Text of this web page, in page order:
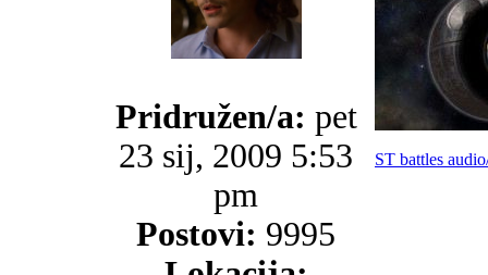
Pridružen/a: pet
23 sij, 2009 5:53
pm
Postovi: 9995
ST battles